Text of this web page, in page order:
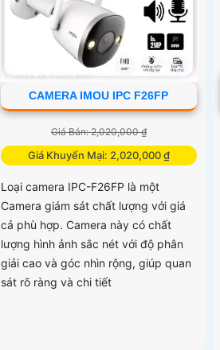
CAMERA IMOU IPC F26FP
Giá Bán: 2,020,000 ₫
Giá Khuyến Mại: 2,020,000 ₫
Loại camera IPC-F26FP là một
Camera giám sát chất lượng với giá
cả phù hợp. Camera này có chất
lượng hình ảnh sắc nét với độ phân
giải cao và góc nhìn rộng, giúp quan
sát rõ ràng và chi tiết